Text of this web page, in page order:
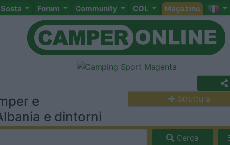
Sosta Forum Community COL Magazine
e
e dintorni
Struttura
Cerca